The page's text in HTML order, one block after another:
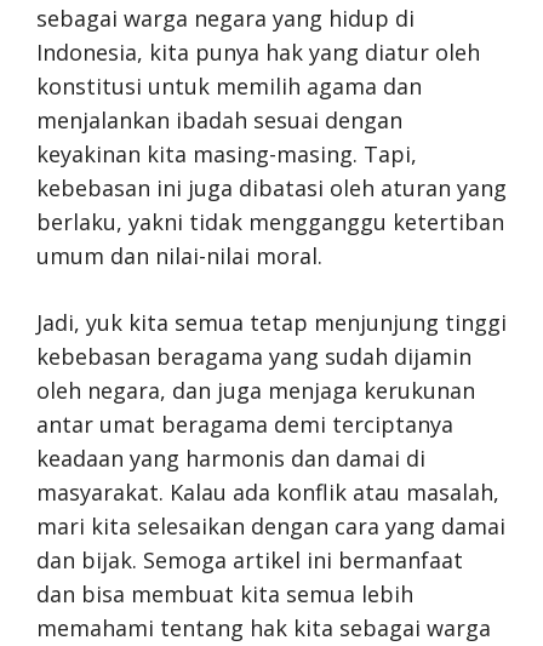
sebagai warga negara yang hidup di
Indonesia, kita punya hak yang diatur oleh
konstitusi untuk memilih agama dan
menjalankan ibadah sesuai dengan
keyakinan kita masing-masing. Tapi,
kebebasan ini juga dibatasi oleh aturan yang
berlaku, yakni tidak mengganggu ketertiban
umum dan nilai-nilai moral.
Jadi, yuk kita semua tetap menjunjung tinggi
kebebasan beragama yang sudah dijamin
oleh negara, dan juga menjaga kerukunan
antar umat beragama demi terciptanya
keadaan yang harmonis dan damai di
masyarakat. Kalau ada konflik atau masalah,
mari kita selesaikan dengan cara yang damai
dan bijak. Semoga artikel ini bermanfaat
dan bisa membuat kita semua lebih
memahami tentang hak kita sebagai warga